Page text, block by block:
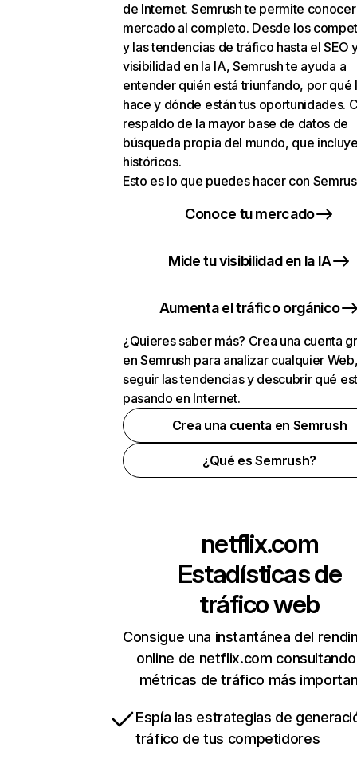
de Internet. Semrush te permite
mercado al completo. Desde los
y las tendencias de tráfico hasta el SEO
visibilidad en la IA, Semrush te ayuda a
entender quién está triunfando, por qué
hace y dónde están tus oportunidades.
respaldo de la mayor base de datos de
búsqueda propia del mundo, que
históricos.
Esto es lo que puedes hacer con
Conoce tu mercado
Mide tu visibilidad en la IA
Aumenta el tráfico orgánico
¿Quieres saber más? Crea una cuenta
en Semrush para analizar cualquier
seguir las tendencias y descubrir qué
pasando en Internet.
Crea una cuenta en Semrush
¿Qué es Semrush?
netflix.com
Estadísticas de
tráfico web
Consigue una instantánea del
online de netflix.com
métricas de tráfico más
Espía las estrategias de
tráfico de tus competidores